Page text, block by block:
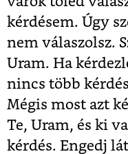
kérdésem. Úgy
nem válaszolsz.
Uram. Ha
nincs több
Mégis most azt
Te, Uram, és ki
kérdés. Engedj